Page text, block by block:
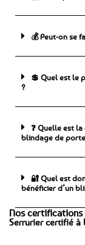
💰 Peut-on se
💲 Quel est le
?
❓ Quelle est
blindage de
🔐 Quel est
bénéficier d’un
Nos certifications
Serrurier certifié à